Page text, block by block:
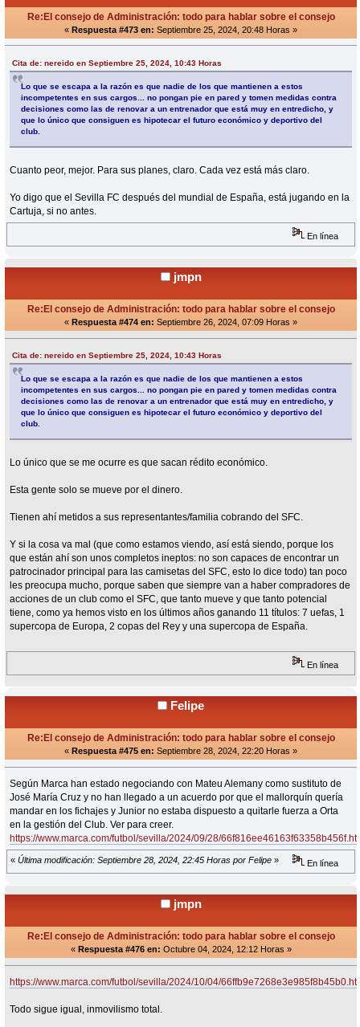
Re:El consejo de Administración: todo para hablar sobre el consejo
« Respuesta #473 en: Septiembre 25, 2024, 20:48 Horas »
Cita de: nereido en Septiembre 25, 2024, 10:43 Horas
Lo que se escapa a la razón es que nadie de los que mantienen a estos
incompetentes en sus cargos... no pongan pie en pared y tomen medidas contra
decisiones como las de renovar a un entrenador que está muy en entredicho, y
que lo único que consiguen es hipotecar el futuro económico y deportivo del
club.
Cuanto peor, mejor. Para sus planes, claro. Cada vez está más claro.
Yo digo que el Sevilla FC después del mundial de España, está jugando en la
Cartuja, si no antes.
En línea
jmpn
Re:El consejo de Administración: todo para hablar sobre el consejo
« Respuesta #474 en: Septiembre 26, 2024, 07:09 Horas »
Cita de: nereido en Septiembre 25, 2024, 10:43 Horas
Lo que se escapa a la razón es que nadie de los que mantienen a estos
incompetentes en sus cargos... no pongan pie en pared y tomen medidas contra
decisiones como las de renovar a un entrenador que está muy en entredicho, y
que lo único que consiguen es hipotecar el futuro económico y deportivo del
club.
Lo único que se me ocurre es que sacan rédito económico.
Esta gente solo se mueve por el dinero.
Tienen ahí metidos a sus representantes/familia cobrando del SFC.
Y si la cosa va mal (que como estamos viendo, así está siendo, porque los
que están ahí son unos completos ineptos: no son capaces de encontrar un
patrocinador principal para las camisetas del SFC, esto lo dice todo) tan poco
les preocupa mucho, porque saben que siempre van a haber compradores de
acciones de un club como el SFC, que tanto mueve y que tanto potencial
tiene, como ya hemos visto en los últimos años ganando 11 títulos: 7 uefas, 1
supercopa de Europa, 2 copas del Rey y una supercopa de España.
En línea
Felipe
Re:El consejo de Administración: todo para hablar sobre el consejo
« Respuesta #475 en: Septiembre 28, 2024, 22:20 Horas »
Según Marca han estado negociando con Mateu Alemany como sustituto de
José María Cruz y no han llegado a un acuerdo por que el mallorquín quería
mandar en los fichajes y Junior no estaba dispuesto a quitarle fuerza a Orta
en la gestión del Club. Ver para creer.
https://www.marca.com/futbol/sevilla/2024/09/28/
« Última modificación: Septiembre 28, 2024, 22:45 Horas por Felipe » En línea
jmpn
Re:El consejo de Administración: todo para hablar sobre el consejo
« Respuesta #476 en: Octubre 04, 2024, 12:12 Horas »
https://www.marca.com/futbol/sevilla/2024/10/04/
Todo sigue igual, inmovilismo total.